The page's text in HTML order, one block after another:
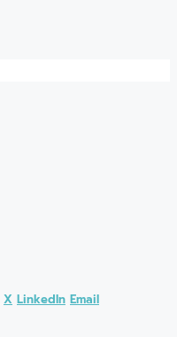
X LinkedIn Email